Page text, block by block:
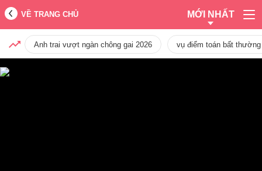
VỀ TRANG CHỦ MỚI NHẤT
Anh trai vượt ngàn chông gai 2026 vụ điểm toán bất